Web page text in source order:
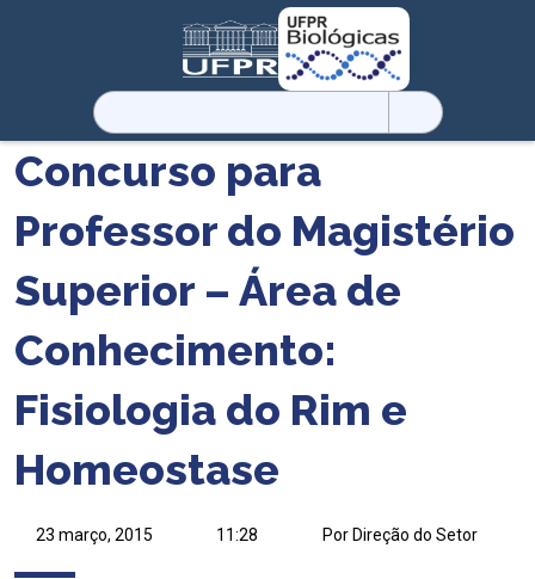
Pesquisar
por:
Concurso para
Professor do Magistério
Superior – Área de
Conhecimento:
Fisiologia do Rim e
Homeostase
23 março, 2015 11:28 Por Direção do Setor